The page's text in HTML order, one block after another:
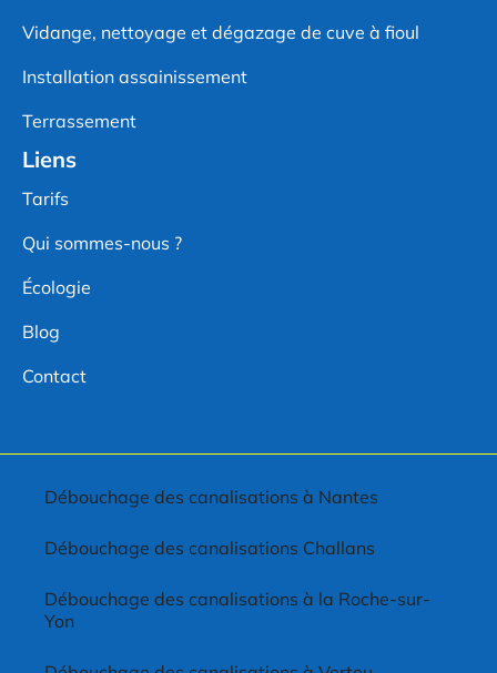
Vidange, nettoyage et dégazage de cuve à fioul
Installation assainissement
Terrassement
Liens
Tarifs
Qui sommes-nous ?
Écologie
Blog
Contact
Débouchage des canalisations à Nantes
Débouchage des canalisations Challans
Débouchage des canalisations à la Roche-sur-
Yon